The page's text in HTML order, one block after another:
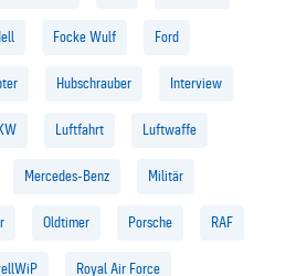
Focke Wulf Ford
Hubschrauber Interview
Luftfahrt Luftwaffe
Mercedes-Benz Militär
Oldtimer Porsche RAF
Royal Air Force